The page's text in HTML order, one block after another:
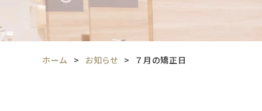
ホーム お知らせ ７月の矯正日